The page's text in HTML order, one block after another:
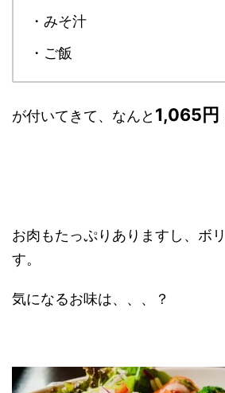
・みそ汁
・ご飯
が付いてきて、なんと 1,065円
お肉もたっぷりありますし、ボ
す。
気になるお味は、、、？